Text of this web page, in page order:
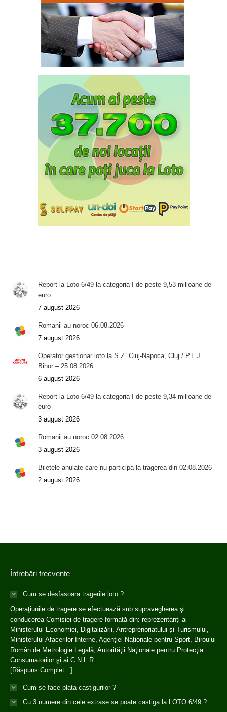
Report la Loto 6/49 la categoria I de peste 9,53 milioane de
euro
7 august 2026
Romanii au noroc 06.08.2026
7 august 2026
Operator gestionar loto la S.Z. Cluj-Napoca, Cluj / P.L.J.
Bihor – 25.08.2026
6 august 2026
Report la Loto 6/49 la categoria I de peste 9,34 milioane de
euro
3 august 2026
Romanii au noroc 02.08.2026
3 august 2026
Biletele anulate care nu participa la tragerea din 02.08.2026
2 august 2026
Întrebări frecvente
Cum se desfasoara tragerile loto ?
Operaţiunile de tragere se efectuează sub supravegherea şi
conducerea Comisiei de tragere formată din: reprezentanţi ai
Ministerului Economiei, Digitalizării, Antreprenoriatului și Turismului,
Ministerului Afacerilor Interne, Agenției Naționale pentru Sport, Biroului
Român de Metrologie Legală, Autorităţii Naţionale pentru Protecţia
Consumatorilor şi ai C.N.L.R
[Răspuns Complet...]
Cum se face plata castigurilor ?
Cu 3 numere din cele extrase se poate castiga la LOTO 6/49 ?